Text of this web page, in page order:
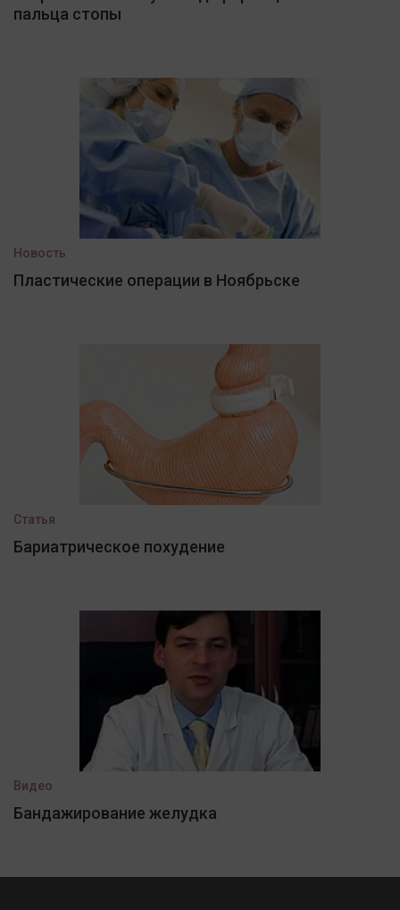
пальца стопы
Новость
Пластические операции в Ноябрьске
Статья
Бариатрическое похудение
Видео
Бандажирование желудка